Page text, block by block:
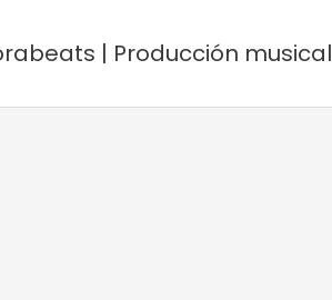
| Producción musical